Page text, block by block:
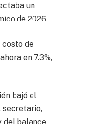
un
de 2026.
costo de
en 7.3%,
bajó el
secretario,
del balance